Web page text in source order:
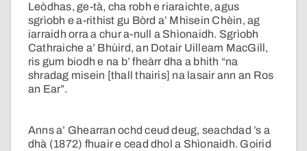
Leòdhas, ge-tà, cha robh e riaraichte, agus
sgrìobh e a-rithist gu Bòrd a’ Mhisein Chèin, ag
iarraidh orra a chur a-null a Shìonaidh. Sgrìobh
Cathraiche a’ Bhùird, an Dotair Uilleam MacGill,
ris gum biodh e na b’ fheàrr dha a bhith “na
shradag misein [thall thairis] na lasair ann an Ros
an Ear”.
Anns a’ Ghearran ochd ceud deug, seachdad ’s a
dhà (1872) fhuair e cead dhol a Shìonaidh. Goirid